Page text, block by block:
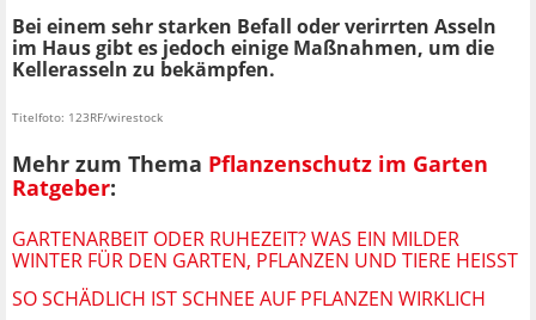
Bei einem sehr starken Befall oder verirrten Asseln
im Haus gibt es jedoch einige Maßnahmen, um die
Kellerasseln zu bekämpfen.
Titelfoto: 123RF/wirestock
Mehr zum Thema Pflanzenschutz im Garten
Ratgeber:
GARTENARBEIT ODER RUHEZEIT? WAS EIN MILDER
WINTER FÜR DEN GARTEN, PFLANZEN UND TIERE HEISST
SO SCHÄDLICH IST SCHNEE AUF PFLANZEN WIRKLICH